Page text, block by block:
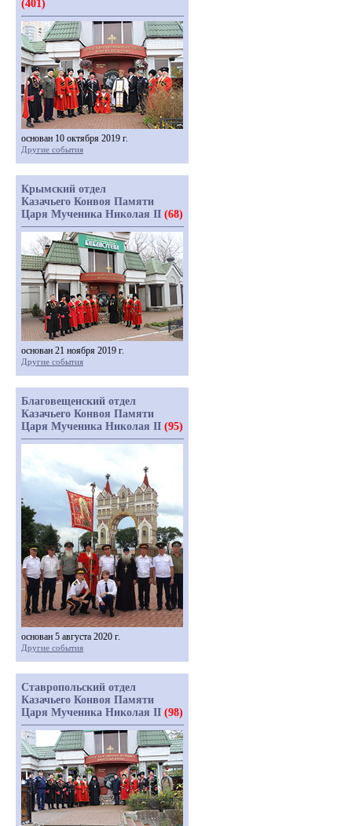
(401)
основан 10 октября 2019 г.
Другие события
Крымский отдел
Казачьего Конвоя Памяти
Царя Мученика Николая II (68)
основан 21 ноября 2019 г.
Другие события
Благовещенский отдел
Казачьего Конвоя Памяти
Царя Мученика Николая II (95)
основан 5 августа 2020 г.
Другие события
Ставропольский отдел
Казачьего Конвоя Памяти
Царя Мученика Николая II (98)